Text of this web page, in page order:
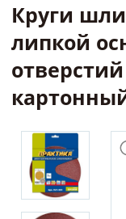
Круги
липкой